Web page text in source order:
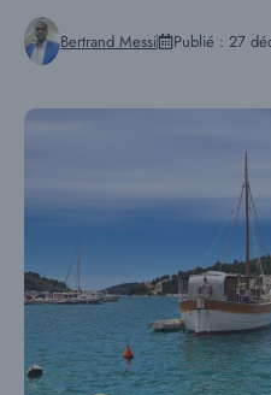
Bertrand Messi Publié : 27